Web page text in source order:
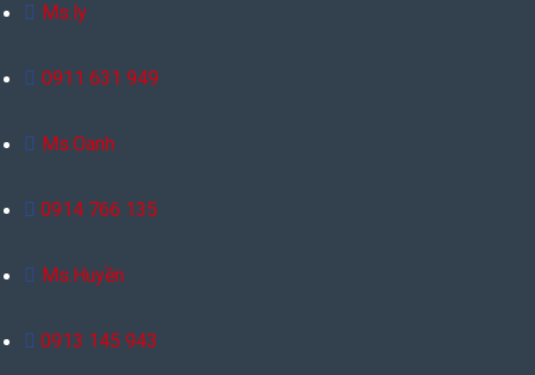
Ms.ly
0911 631 949
Ms.Oanh
0914 766 135
Ms.Huyền
0913 145 943